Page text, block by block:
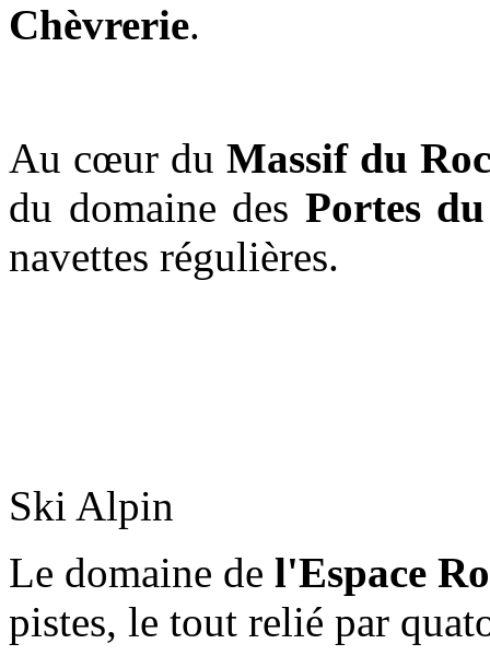
Chèvrerie.
Au cœur du Massif du
du domaine des Portes
navettes régulières.
Ski Alpin
Le domaine de l'Espace
pistes, le tout relié par